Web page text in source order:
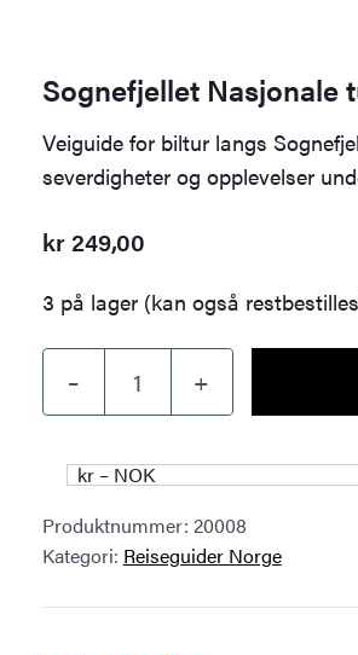
Sognefjellet Nasjonale
Veiguide for biltur langs
severdigheter og opplevelser
kr249,00
3 på lager (kan også
–
Sognefjellet
turistveger
antall
+
kr – NOK
Produktnummer: 20008
Kategori: Reiseguider Norge